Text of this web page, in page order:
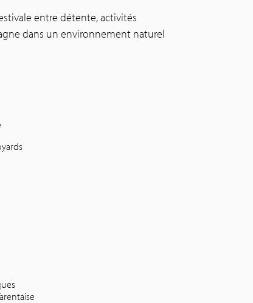
entre détente, activités
dans un environnement naturel